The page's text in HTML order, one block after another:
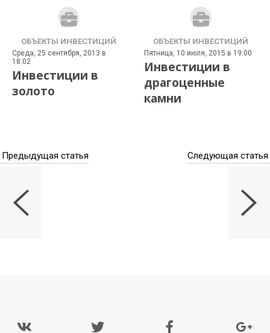
ОБЪЕКТЫ ИНВЕСТИЦИЙ
Среда, 25 сентября, 2013 в
18:02
Инвестиции в
золото
ОБЪЕКТЫ ИНВЕСТИЦИЙ
Пятница, 10 июля, 2015 в 19:00
Инвестиции в
драгоценные
камни
Предыдущая статья Следующая статья